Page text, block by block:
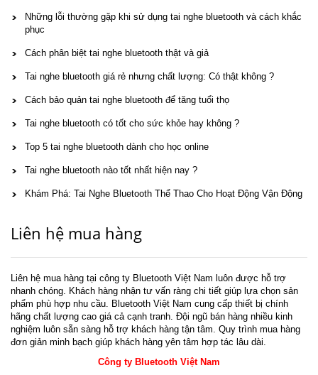
Những lỗi thường gặp khi sử dụng tai nghe bluetooth và cách khắc
phục
Cách phân biệt tai nghe bluetooth thật và giả
Tai nghe bluetooth giá rẻ nhưng chất lượng: Có thật không ?
Cách bảo quản tai nghe bluetooth để tăng tuổi thọ
Tai nghe bluetooth có tốt cho sức khỏe hay không ?
Top 5 tai nghe bluetooth dành cho học online
Tai nghe bluetooth nào tốt nhất hiện nay ?
Khám Phá: Tai Nghe Bluetooth Thể Thao Cho Hoạt Động Vận Động
Liên hệ mua hàng
Liên hệ mua hàng tại công ty Bluetooth Việt Nam luôn được hỗ trợ
nhanh chóng. Khách hàng nhận tư vấn ràng chi tiết giúp lựa chọn sản
phẩm phù hợp nhu cầu. Bluetooth Việt Nam cung cấp thiết bị chính
hãng chất lượng cao giá cả cạnh tranh. Đội ngũ bán hàng nhiều kinh
nghiệm luôn sẵn sàng hỗ trợ khách hàng tận tâm. Quy trình mua hàng
đơn giản minh bạch giúp khách hàng yên tâm hợp tác lâu dài.
Công ty Bluetooth Việt Nam